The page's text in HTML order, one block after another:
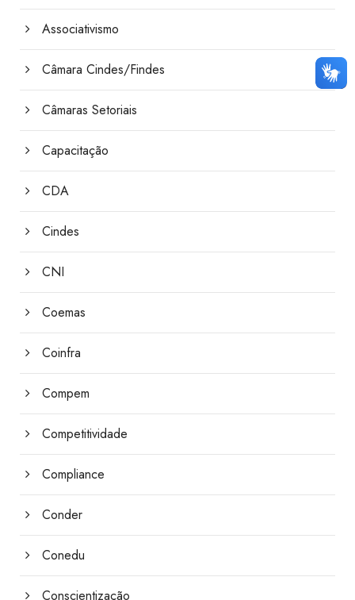
Associativismo
Câmara Cindes/Findes
Câmaras Setoriais
Capacitação
CDA
Cindes
CNI
Coemas
Coinfra
Compem
Competitividade
Compliance
Conder
Conedu
Conscientização